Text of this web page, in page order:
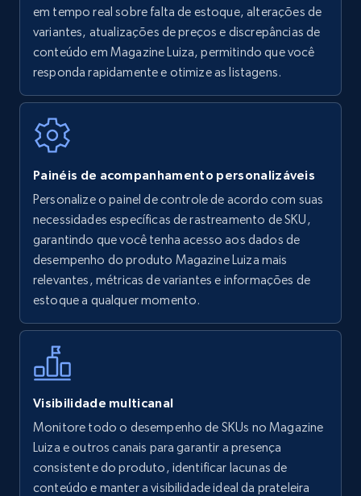
Amazon Reviews
URL, Product name, Product rating, Product
rating object, Product rating max, Rating,
7.4K+
Walmart - products
URL, Final price, Sku, Currency, Gtin,
Specifications, Image urls, Top reviews, and
more.
using specific category URL
URL, Final price, Sku, Currency, Gtin,
Specifications, Image urls, Top reviews, and
more.
em tempo real sobre falta de estoque, alterações de
variantes, atualizações de preços e discrepâncias de
conteúdo em Magazine Luiza, permitindo que você
responda rapidamente e otimize as listagens.
Painéis de acompanhamento personalizáveis
Personalize o painel de controle de acordo com suas
necessidades específicas de rastreamento de SKU,
garantindo que você tenha acesso aos dados de
desempenho do produto Magazine Luiza mais
relevantes, métricas de variantes e informações de
estoque a qualquer momento.
Visibilidade multicanal
Monitore todo o desempenho de SKUs no Magazine
Luiza e outros canais para garantir a presença
consistente do produto, identificar lacunas de
conteúdo e manter a visibilidade ideal da prateleira